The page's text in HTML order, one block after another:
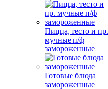
Пицца, тесто и пр.
мучные п/ф
замороженные
Готовые блюда
замороженные